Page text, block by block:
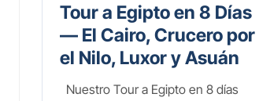
Tour a Egipto en 8 Días
— El Cairo, Crucero por
el Nilo, Luxor y Asuán
Nuestro Tour a Egipto en 8 días